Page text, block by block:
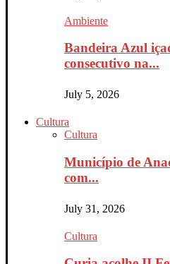
Ambiente
Bandeira Azul
consecutivo na...
July 5, 2026
Cultura
Cultura
Município de
com...
July 31, 2026
Cultura